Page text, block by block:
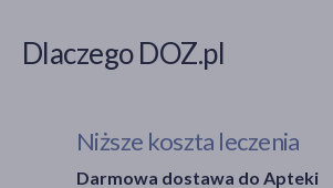
Dlaczego DOZ.pl
Niższe koszta leczenia
Darmowa dostawa do Apteki